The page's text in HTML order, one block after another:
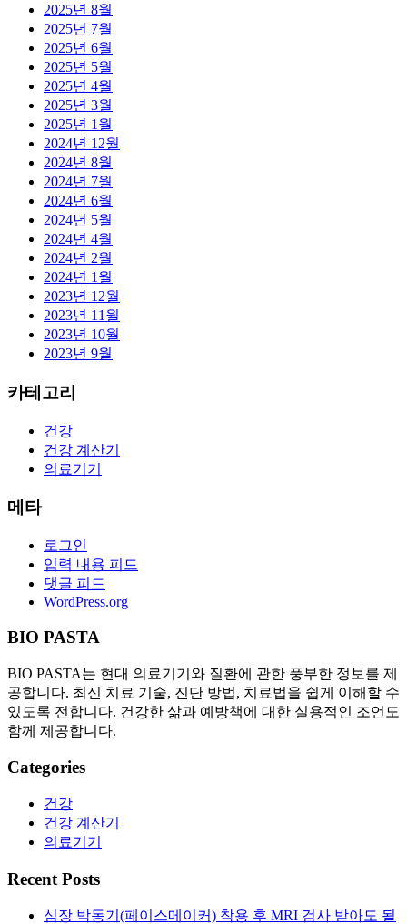
2025년 8월
2025년 7월
2025년 6월
2025년 5월
2025년 4월
2025년 3월
2025년 1월
2024년 12월
2024년 8월
2024년 7월
2024년 6월
2024년 5월
2024년 4월
2024년 2월
2024년 1월
2023년 12월
2023년 11월
2023년 10월
2023년 9월
카테고리
건강
건강 계산기
의료기기
메타
로그인
입력 내용 피드
댓글 피드
WordPress.org
BIO PASTA
BIO PASTA는 현대 의료기기와 질환에 관한 풍부한 정보를 제
공합니다. 최신 치료 기술, 진단 방법, 치료법을 쉽게 이해할 수
있도록 전합니다. 건강한 삶과 예방책에 대한 실용적인 조언도
함께 제공합니다.
Categories
건강
건강 계산기
의료기기
Recent Posts
심장 박동기(페이스메이커) 착용 후 MRI 검사 받아도 될